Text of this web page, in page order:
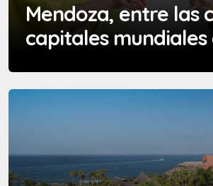
Mendoza, entre las
capitales mundiales